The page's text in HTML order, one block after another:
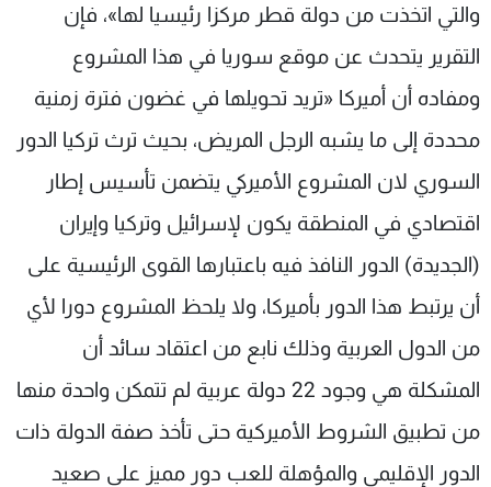
والتي اتخذت من دولة قطر مركزا رئيسيا لها»، فإن
التقرير يتحدث عن موقع سوريا في هذا المشروع
ومفاده أن أميركا «تريد تحويلها في غضون فترة زمنية
محددة إلى ما يشبه الرجل المريض، بحيث ترث تركيا الدور
السوري لان المشروع الأميركي يتضمن تأسيس إطار
اقتصادي في المنطقة يكون لإسرائيل وتركيا وإيران
(الجديدة) الدور النافذ فيه باعتبارها القوى الرئيسية على
أن يرتبط هذا الدور بأميركا، ولا يلحظ المشروع دورا لأي
من الدول العربية وذلك نابع من اعتقاد سائد أن
المشكلة هي وجود 22 دولة عربية لم تتمكن واحدة منها
من تطبيق الشروط الأميركية حتى تأخذ صفة الدولة ذات
الدور الإقليمي والمؤهلة للعب دور مميز على صعيد